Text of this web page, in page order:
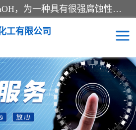
氢氧化钠化学式为NaOH，为一种具有很强腐蚀性的强碱，一般为片状或颗粒形态，易溶于水(溶于水时放热)并形成碱性溶液，另有潮解性，易吸取空气中的水蒸气(潮解)和(变质)。NaOH是化学实验室其中一种必备的化学品，亦为常见的化工品之一。纯品是无色透明的晶体。密度2.130g/cm3。熔点318.4℃。沸点1390℃。工业品含有少量的氯化和碳酸，是白色不透明的晶体。
工有限公司
氢氧化钠
硫代硫酸钠